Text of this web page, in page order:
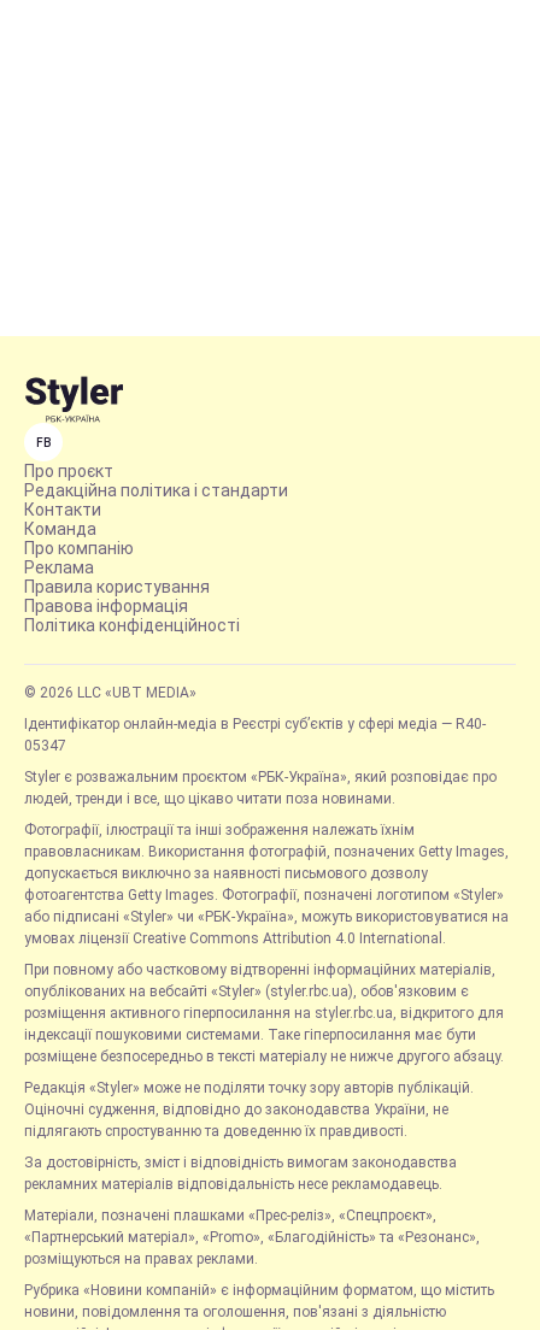
FB
Про проєкт
Редакційна політика і стандарти
Контакти
Команда
Про компанію
Реклама
Правила користування
Правова інформація
Політика конфіденційності
© 2026 LLC «UBT MEDIA»
Ідентифікатор онлайн-медіа в Реєстрі суб’єктів у сфері медіа — R40-
05347
Styler є розважальним проєктом «РБК-Україна», який розповідає про
людей, тренди і все, що цікаво читати поза новинами.
Фотографії, ілюстрації та інші зображення належать їхнім
правовласникам. Використання фотографій, позначених Getty Images,
допускається виключно за наявності письмового дозволу
фотоагентства Getty Images. Фотографії, позначені логотипом «Styler»
або підписані «Styler» чи «РБК-Україна», можуть використовуватися на
умовах ліцензії Creative Commons Attribution 4.0 International.
При повному або частковому відтворенні інформаційних матеріалів,
опублікованих на вебсайті «Styler» (styler.rbc.ua), обов'язковим є
розміщення активного гіперпосилання на styler.rbc.ua, відкритого для
індексації пошуковими системами. Таке гіперпосилання має бути
розміщене безпосередньо в тексті матеріалу не нижче другого абзацу.
Редакція «Styler» може не поділяти точку зору авторів публікацій.
Оціночні судження, відповідно до законодавства України, не
підлягають спростуванню та доведенню їх правдивості.
За достовірність, зміст і відповідність вимогам законодавства
рекламних матеріалів відповідальність несе рекламодавець.
Матеріали, позначені плашками «Прес-реліз», «Спецпроєкт»,
«Партнерський матеріал», «Promo», «Благодійність» та «Резонанс»,
розміщуються на правах реклами.
Рубрика «Новини компаній» є інформаційним форматом, що містить
новини, повідомлення та оголошення, пов'язані з діяльністю